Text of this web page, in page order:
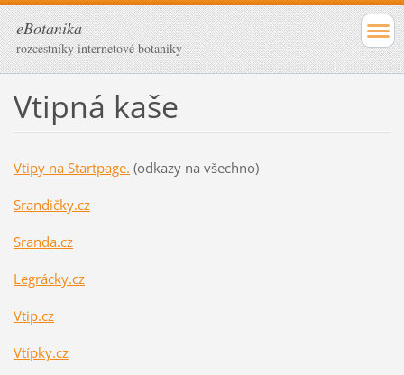
eBotanika
rozcestníky internetové botaniky
Vtipná kaše
Vtipy na Startpage. (odkazy na všechno)
Srandičky.cz
Sranda.cz
Legrácky.cz
Vtip.cz
Vtípky.cz